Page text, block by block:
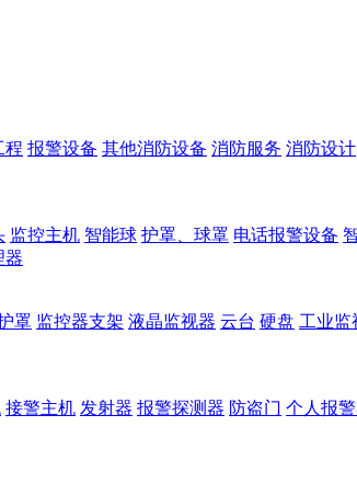
程 报警设备 其他消防设备 消防服务 消防设计
监控主机 智能球 护罩、球罩 电话报警设备
器
罩 监控器支架 液晶监视器 云台 硬盘 工业监
接警主机 发射器 报警探测器 防盗门 个人报